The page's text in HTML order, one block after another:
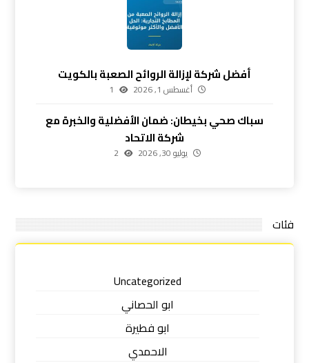
أفضل شركة لإزالة الروائح الصعبة بالكويت
أغسطس 1, 2026 1
سباك صحي بخيطان: ضمان الأفضلية والخبرة مع
شركة الاتحاد
يوليو 30, 2026 2
فئات
Uncategorized
ابو الحصاني
ابو فطيرة
الاحمدي